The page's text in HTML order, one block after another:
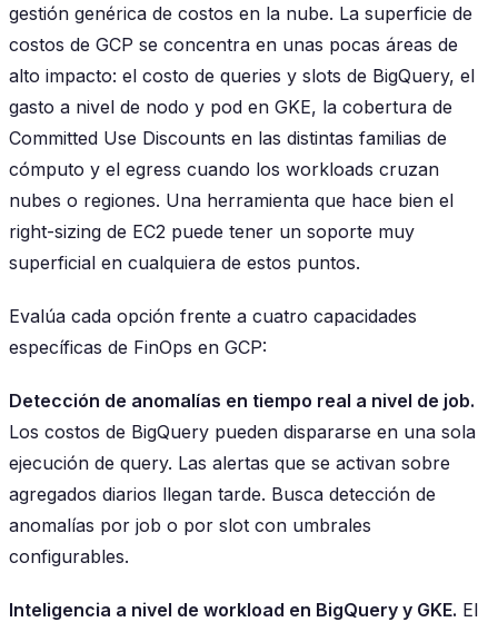
gestión genérica de costos en la nube. La superficie de
costos de GCP se concentra en unas pocas áreas de
alto impacto: el costo de queries y slots de BigQuery, el
gasto a nivel de nodo y pod en GKE, la cobertura de
Committed Use Discounts en las distintas familias de
cómputo y el egress cuando los workloads cruzan
nubes o regiones. Una herramienta que hace bien el
right-sizing de EC2 puede tener un soporte muy
superficial en cualquiera de estos puntos.
Evalúa cada opción frente a cuatro capacidades
específicas de FinOps en GCP:
Detección de anomalías en tiempo real a nivel de job.
Los costos de BigQuery pueden dispararse en una sola
ejecución de query. Las alertas que se activan sobre
agregados diarios llegan tarde. Busca detección de
anomalías por job o por slot con umbrales
configurables.
Inteligencia a nivel de workload en BigQuery y GKE. El